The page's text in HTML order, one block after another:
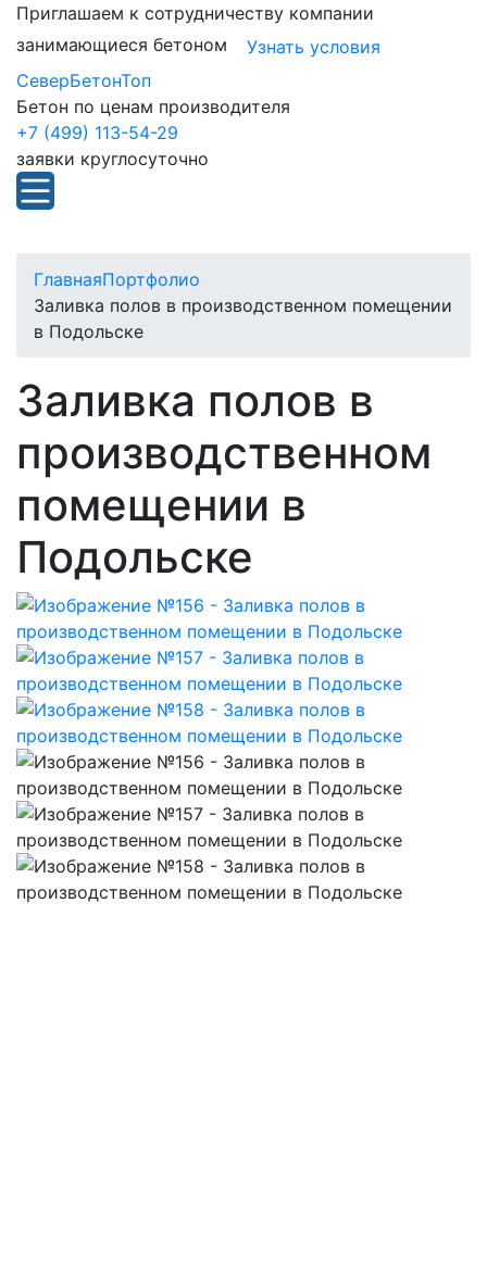
Приглашаем к сотрудничеству компании
занимающиеся бетоном
Узнать условия
СеверБетонТоп
Бетон по ценам производителя
+7 (499) 113-54-29
заявки круглосуточно
ГлавнаяПортфолио
Заливка полов в производственном помещении
в Подольске
Заливка полов в
производственном
помещении в
Подольске